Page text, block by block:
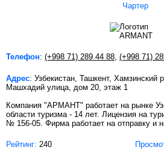
Чартер
Телефон: (+998 71) 289 44 88 (+998 71)
Адрес: Узбекистан, Ташкент, Хамзинский
Машхадий улица, дом 20, этаж 1
Компания "АРМАНТ" работает на рынке
области туризма - 14 лет. Лицензия на
№ 156-05. Фирма работает на отправку и
Рейтинг: 240